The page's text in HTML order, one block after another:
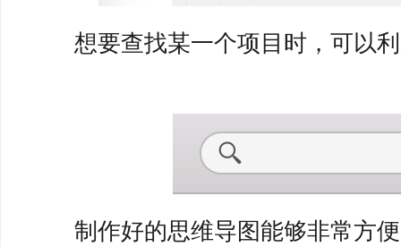
想要查找某一个项目时，可以利
制作好的思维导图能够非常方便